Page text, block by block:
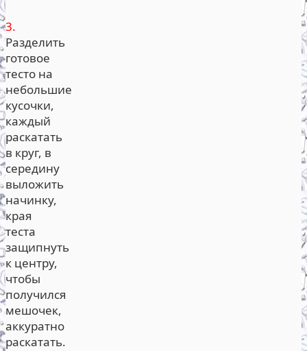
3.
Разделить
готовое
тесто на
небольшие
кусочки,
каждый
раскатать
в круг, в
середину
выложить
начинку,
края
теста
защипнуть
к центру,
чтобы
получился
мешочек,
аккуратно
раскатать.